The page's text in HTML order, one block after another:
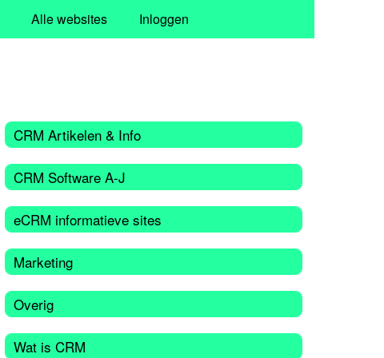
Alle websites Inloggen
CRM Artikelen & Info
CRM Software A-J
eCRM informatieve sites
Marketing
Overig
Wat is CRM